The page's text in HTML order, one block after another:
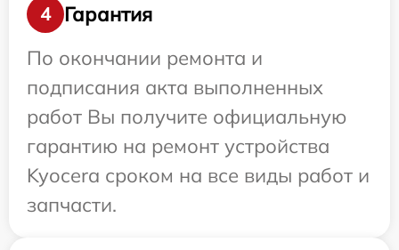
4
Гарантия
По окончании ремонта и
подписания акта выполненных
работ Вы получите официальную
гарантию на ремонт устройства
Kyocera сроком на все виды работ и
запчасти.